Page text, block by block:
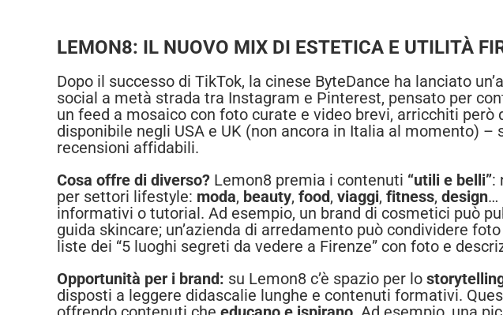
LEMON8: IL NUOVO MIX DI ESTETICA E UTILITÀ
Dopo il successo di TikTok, la cinese ByteDance ha lanciato
social a metà strada tra Instagram e Pinterest, pensato per
un feed a mosaico con foto curate e video brevi, arricchiti però
disponibile negli USA e UK (non ancora in Italia al momento)
recensioni affidabili.
Cosa offre di diverso? Lemon8 premia i contenuti “utili e belli”:
per settori lifestyle: moda, beauty, food, viaggi, fitness, design…
informativi o tutorial. Ad esempio, un brand di cosmetici può
guida skincare; un’azienda di arredamento può condividere
liste dei “5 luoghi segreti da vedere a Firenze” con foto e
Opportunità per i brand: su Lemon8 c’è spazio per lo
disposti a leggere didascalie lunghe e contenuti formativi.